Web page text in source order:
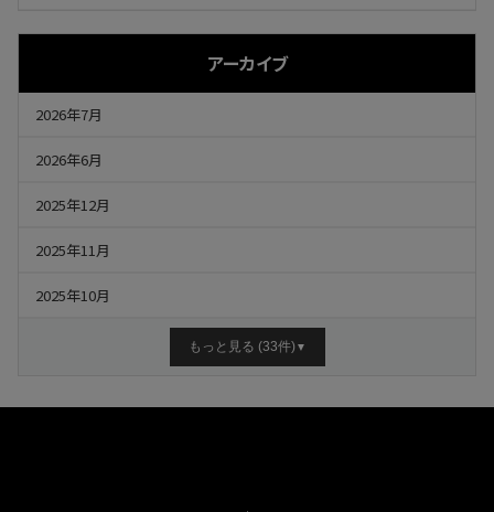
アーカイブ
2026年7月
2026年6月
2025年12月
2025年11月
2025年10月
もっと見る (33件) ▼